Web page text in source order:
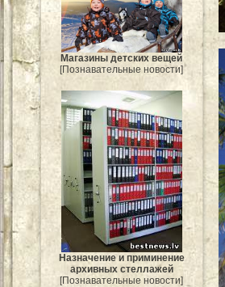
Магазины детских вещей
[Познавательные новости]
Назначение и приминение
архивных стеллажей
[Познавательные новости]